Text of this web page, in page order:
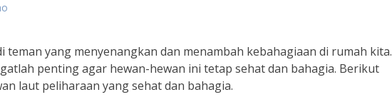
teman yang menyenangkan dan menambah kebahagiaan di rumah kita.
penting agar hewan-hewan ini tetap sehat dan bahagia. Berikut
laut peliharaan yang sehat dan bahagia.